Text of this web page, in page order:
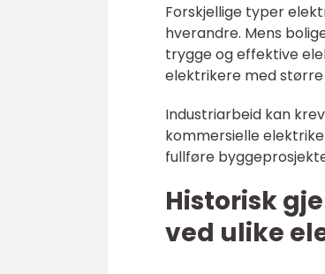
Forskjellige typer
hverandre. Mens
trygge og effektive
elektrikere med
Industriarbeid kan
kommersielle
fullføre
Historisk
ved ulike